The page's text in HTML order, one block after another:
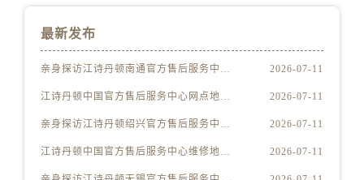
最新发布
亲身探访江诗丹顿南通官方售后服务中心｜电话和完整地址（2026年7月最新） 2026-07-11
江诗丹顿中国官方售后服务中心网点地址和联系电话实地考察报告多信源验证（2026年7月最新） 2026-07-11
亲身探访江诗丹顿绍兴官方售后服务中心｜官方电话及服务网点地址（2026年7月最新） 2026-07-11
江诗丹顿中国官方售后服务中心维修地址及服务热线实地考察报告多信源验证（2026年7月最新） 2026-07-11